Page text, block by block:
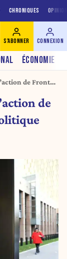
CHRONIQUES
ÉCONOMIE
S'ABONNER CONNEXION
de Frontex
de